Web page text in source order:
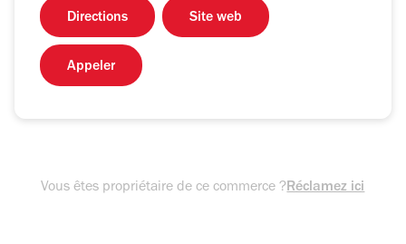
Directions Site web
Appeler
Vous êtes propriétaire de ce commerce ?Réclamez ici